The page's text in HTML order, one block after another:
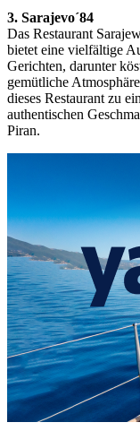
3. Sarajevo´84
Das Restaurant
bietet eine vielfältige
Gerichten, darunter
gemütliche
dieses Restaurant zu
authentischen
Piran.